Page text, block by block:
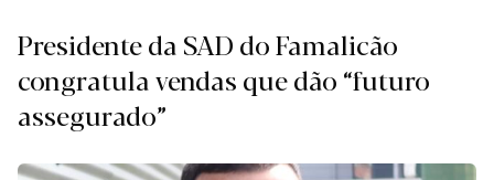
Presidente da SAD do Famalicão
congratula vendas que dão “futuro
assegurado”